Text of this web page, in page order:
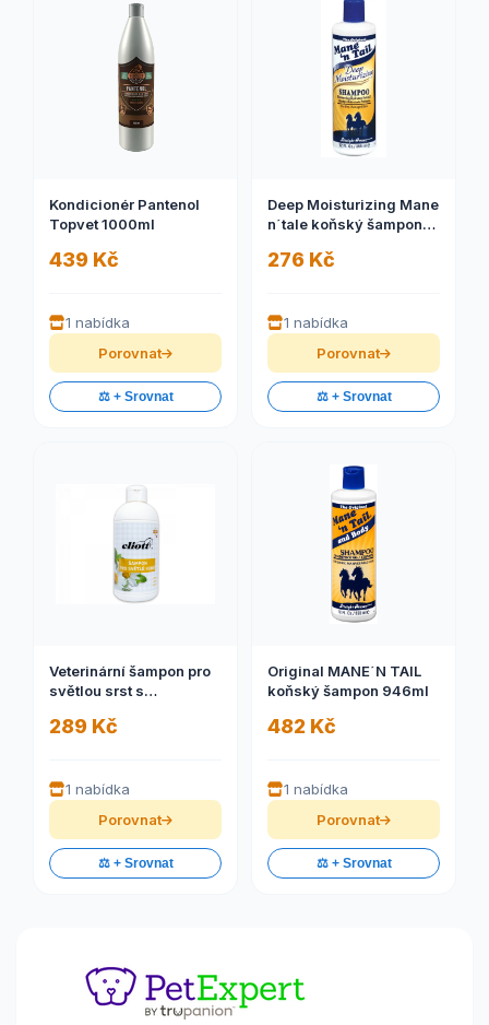
Kondicionér Pantenol
Topvet 1000ml
439 Kč
1 nabídka
Porovnat
⚖️ + Srovnat
Deep Moisturizing Mane
n´tale koňský šampon
276 Kč
1 nabídka
Porovnat
⚖️ + Srovnat
Veterinární šampon pro
světlou srst s
289 Kč
1 nabídka
Porovnat
⚖️ + Srovnat
Original MANE´N TAIL
koňský šampon 946ml
482 Kč
1 nabídka
Porovnat
⚖️ + Srovnat